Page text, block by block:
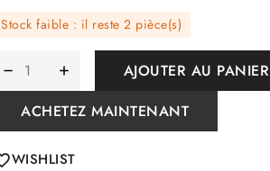
Stock faible : il reste 2 pièce(s)
AJOUTER AU PANIER
ACHETEZ MAINTENANT
WISHLIST